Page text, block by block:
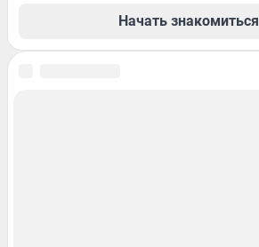
Начать знакомиться